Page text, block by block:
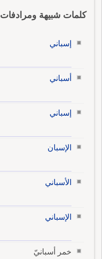
كلمات شبيهة ومرادفات
إسباني
أسباني
إسباني
الإسبان
الأسباني
الإسباني
خمر أسبانيّ